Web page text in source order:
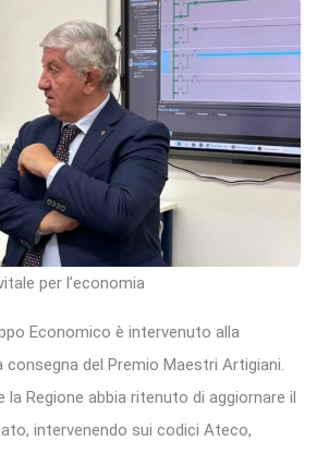
per l’economia
Economico è intervenuto alla
del Premio Maestri Artigiani.
Regione abbia ritenuto di aggiornare il
intervenendo sui codici Ateco,